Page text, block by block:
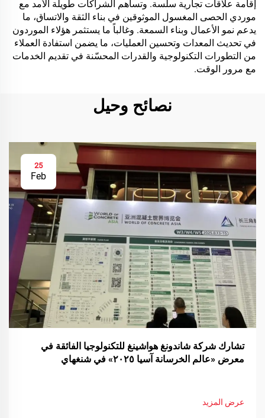
إقامة علاقات تجارية سلسة. وتساهم الشراكات طويلة الأمد مع
موردي الحصى المغسول الموثوقين في بناء الثقة والاتساق، ما
يدعم نمو الأعمال وبناء السمعة. وغالباً ما يستثمر هؤلاء الموردون
في تحديث المعدات وتحسين العمليات، ما يضمن استفادة العملاء
من التطورات التكنولوجية والقدرات المحسّنة في تقديم الخدمات
مع مرور الوقت.
نصائح وحيل
25
Feb
تشارك شركة شاندونغ هواشينغ للتكنولوجيا الفائقة في
معرض «عالم الخرسانة آسيا ٢٠٢٥» في شنغهاي
عرض المزيد